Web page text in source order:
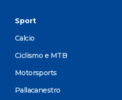
Sport
Calcio
Ciclismo e MTB
Motorsports
Pallacanestro